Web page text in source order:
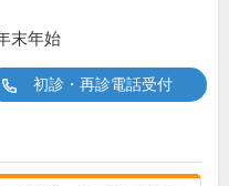
末年始
初診・再診電話受付